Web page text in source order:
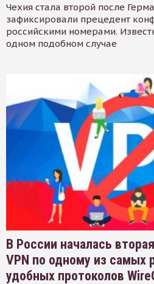
Чехия стала второй после
зафиксировали прецедент
российскими номерами.
одном подобном случае
В России началась
VPN по одному из самых
удобных протоколов